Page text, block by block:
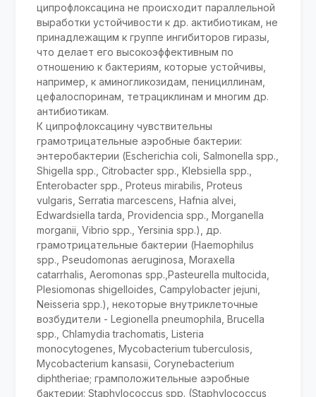
ципрофлоксацина не происходит параллельной
выработки устойчивости к др. актибиотикам, не
принадлежащим к группе ингибиторов гиразы,
что делает его высокоэффективным по
отношению к бактериям, которые устойчивы,
например, к аминогликозидам, пенициллинам,
цефалоспоринам, тетрациклинам и многим др.
антибиотикам.
К ципрофлоксацину чувствительны
грамотрицательные аэробные бактерии:
энтеробактерии (Escherichia coli, Salmonella spp.,
Shigella spp., Citrobacter spp., Klebsiella spp.,
Enterobacter spp., Proteus mirabilis, Proteus
vulgaris, Serratia marcescens, Hafnia alvei,
Edwardsiella tarda, Providencia spp., Morganella
morganii, Vibrio spp., Yersinia spp.), др.
грамотрицательные бактерии (Наеmophilus
spp., Pseudomonas aeruginosa, Moraxella
catarrhalis, Aeromonas spp.,Pasteurella multocida,
Plesiomonas shigelloides, Campylobacter jejuni,
Neisseria spp.), некоторые внутриклеточные
возбудители - Legionella pneumophila, Brucella
spp., Chlamydia trachomatis, Listeria
monocytogenes, Mycobacterium tuberculosis,
Mycobacterium kansasii, Corynebacterium
diphtheriae; грамположительные аэробные
бактерии: Staphylococcus spp. (Staphylococcus